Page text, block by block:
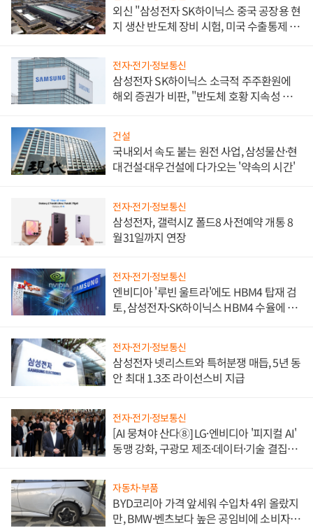
외신 "삼성전자 SK하이닉스 중국 공장용 현
지 생산 반도체 장비 시험, 미국 수출통제 대
전자·전기·정보통신
삼성전자 SK하이닉스 소극적 주주환원에
해외 증권가 비판, "반도체 호황 지속성 의
건설
국내외서 속도 붙는 원전 사업, 삼성물산·현
대건설·대우건설에 다가오는 '약속의 시간'
전자·전기·정보통신
삼성전자, 갤럭시Z 폴드8 사전예약 개통 8
월31일까지 연장
전자·전기·정보통신
엔비디아 '루빈 울트라'에도 HBM4 탑재 검
토, 삼성전자·SK하이닉스 HBM4 수율에 주
전자·전기·정보통신
삼성전자 넷리스트와 특허분쟁 매듭, 5년 동
안 최대 1.3조 라이선스비 지급
전자·전기·정보통신
[AI 뭉쳐야 산다⑧] LG·엔비디아 '피지컬 AI'
동맹 강화, 구광모 제조·데이터·기술 결집
자동차·부품
BYD코리아 가격 앞세워 수입차 4위 올랐지
만, BMW·벤츠보다 높은 공임비에 소비자